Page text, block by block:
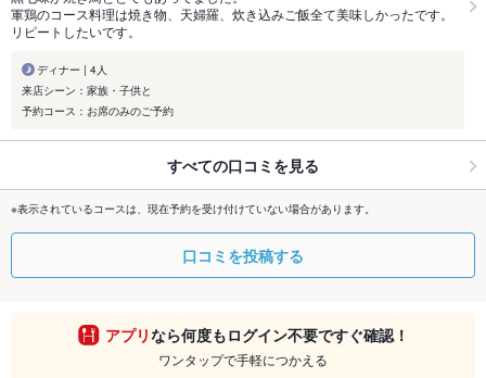
軍鶏のコース料理は焼き物、天婦羅、炊き込みご飯全て美味しかったです。
リピートしたいです。
ディナー | 4人
来店シーン：家族・子供と
予約コース：お席のみのご予約
すべての口コミを見る
※表示されているコースは、現在予約を受け付けていない場合があります。
口コミを投稿する
アプリなら何度もログイン不要ですぐ確認！
ワンタップで手軽につかえる